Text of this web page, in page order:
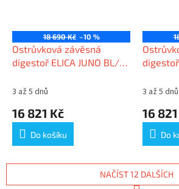
18 690 Kč –10 %
Ostrůvková závěsná
digestoř ELICA JUNO BL/F
3 až 5 dnů
16 821 Kč
Do košíku
digestoř
3 až 5 dnů
16
Do
NAČÍST 12 DALŠÍCH